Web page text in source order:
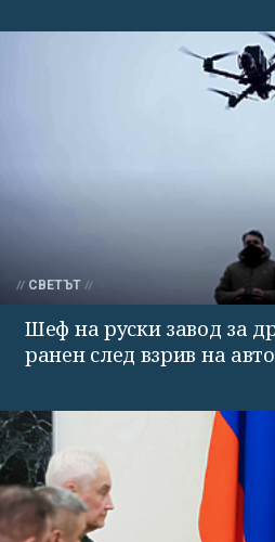
СВЕТЪТ
Шеф на руски завод за
ранен след взрив на